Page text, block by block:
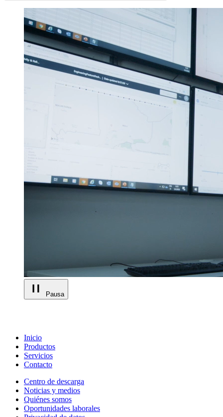
Pausa
Inicio
Productos
Servicios
Contacto
Centro de descarga
Noticias y medios
Quiénes somos
Oportunidades laborales